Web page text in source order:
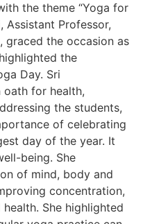
the theme “Yoga for
Assistant Professor,
graced the occasion as
the
Day. Sri
oath for health,
the students,
of celebrating
day of the year. It
being. She
of mind, body and
concentration,
She highlighted